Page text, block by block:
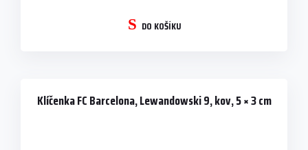
DO KOŠÍKU
Klíčenka FC Barcelona, Lewandowski 9, kov, 5 × 3 cm